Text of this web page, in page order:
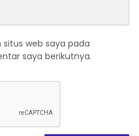
web saya pada
saya berikutnya.